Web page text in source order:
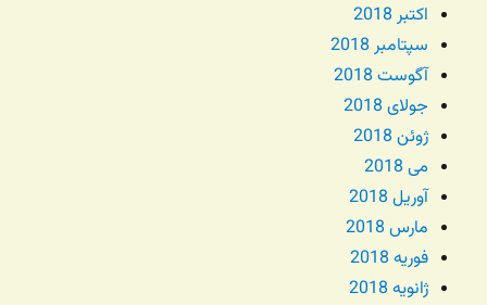
اکتبر 2018
سپتامبر 2018
آگوست 2018
جولای 2018
ژوئن 2018
می 2018
آوریل 2018
مارس 2018
فوریه 2018
ژانویه 2018